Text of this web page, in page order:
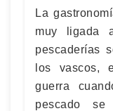
La
muy ligada
pescaderías
los vascos,
guerra
pescado